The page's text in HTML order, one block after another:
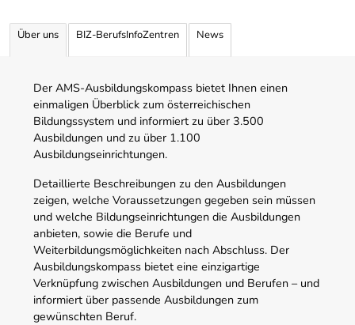
Über uns BIZ-BerufsInfoZentren News
Der AMS-Ausbildungskompass bietet Ihnen einen
einmaligen Überblick zum österreichischen
Bildungssystem und informiert zu über 3.500
Ausbildungen und zu über 1.100
Ausbildungseinrichtungen.
Detaillierte Beschreibungen zu den Ausbildungen
zeigen, welche Voraussetzungen gegeben sein müssen
und welche Bildungseinrichtungen die Ausbildungen
anbieten, sowie die Berufe und
Weiterbildungsmöglichkeiten nach Abschluss. Der
Ausbildungskompass bietet eine einzigartige
Verknüpfung zwischen Ausbildungen und Berufen – und
informiert über passende Ausbildungen zum
gewünschten Beruf.